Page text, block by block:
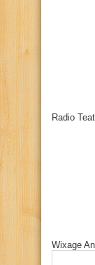
Radio
Wixage